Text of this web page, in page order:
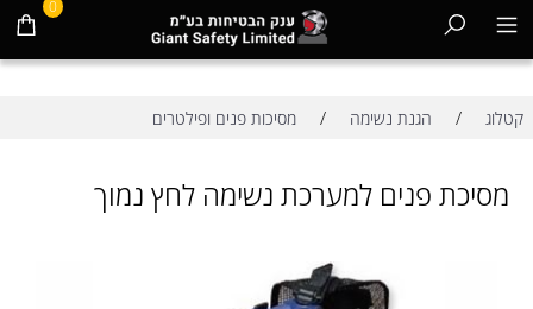
0
קטלוג / הגנת נשימה / מסיכות פנים ופילטרים
מסיכת פנים למערכת נשימה לחץ נמוך